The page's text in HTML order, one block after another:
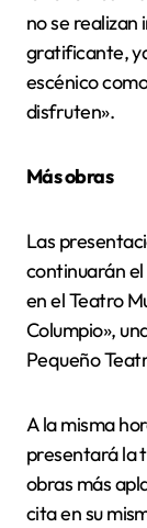
no se
gratificante,
escénico
disfruten».
Más obras
Las
continuarán
en el Teatro
Columpio»,
Pequeño
A la misma
presentará la
obras más
cita en su